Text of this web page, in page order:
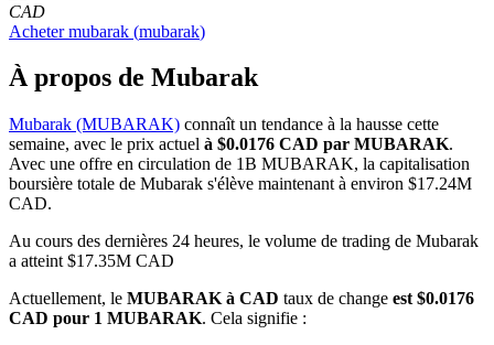
Futures COIN-M
Contrats à terme sur crypto-monnaie
TradFi
Produits dérivés sur actions, forex, métaux précieux et matières
premières
CAD
Acheter mubarak (mubarak)
À propos de Mubarak
Mubarak (MUBARAK) connaît un tendance à la hausse cette
semaine, avec le prix actuel à $0.0176 CAD par MUBARAK.
Avec une offre en circulation de 1B MUBARAK, la capitalisation
boursière totale de Mubarak s'élève maintenant à environ $17.24M
CAD.
Au cours des dernières 24 heures, le volume de trading de Mubarak
a atteint $17.35M CAD
Actuellement, le MUBARAK à CAD taux de change est $0.0176
CAD pour 1 MUBARAK. Cela signifie :